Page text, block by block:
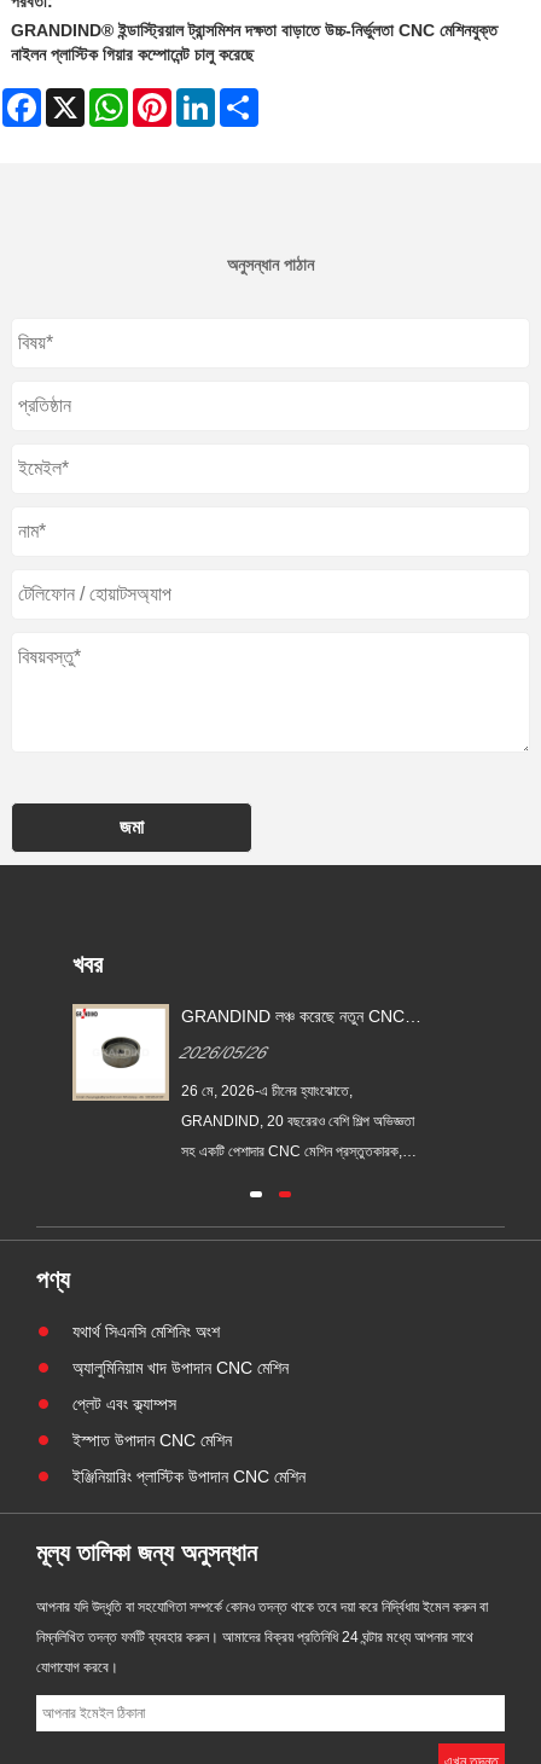
GRANDIND® ইন্ডাস্ট্রিয়াল ট্রান্সমিশন দক্ষতা বাড়াতে উচ্চ-নির্ভুলতা CNC মেশিনযুক্ত
নাইলন প্লাস্টিক গিয়ার কম্পোনেন্ট চালু করেছে
Facebook
X WhatsAppPinterestLinkedIn
অনুসন্ধান পাঠান
জমা
খবর
GRANDIND লঞ্চ করেছে নতুন CNC
বুশিং GI-CNC-ST-009
2026/05/26
26 মে, 2026-এ চীনের হ্যাংঝোতে,
GRANDIND, 20 বছরেরও বেশি শিল্প অভিজ্ঞতা
সহ একটি পেশাদার CNC মেশিন প্রস্তুতকারক,
উপাদানটি টেকসই, উচ্চ-নির্ভুল আবাসন এবং ভারী-শুল্ক
পণ্য
যথার্থ সিএনসি মেশিনিং অংশ
অ্যালুমিনিয়াম খাদ উপাদান CNC মেশিন
প্লেট এবং ক্ল্যাম্পস
ইস্পাত উপাদান CNC মেশিন
ইঞ্জিনিয়ারিং প্লাস্টিক উপাদান CNC মেশিন
মূল্য তালিকা জন্য অনুসন্ধান
আপনার যদি উদ্ধৃতি বা সহযোগিতা সম্পর্কে কোনও তদন্ত থাকে তবে দয়া করে নির্দ্বিধায় ইমেল করুন বা
নিম্নলিখিত তদন্ত ফর্মটি ব্যবহার করুন। আমাদের বিক্রয় প্রতিনিধি 24 ঘন্টার মধ্যে আপনার সাথে
যোগাযোগ করবে।